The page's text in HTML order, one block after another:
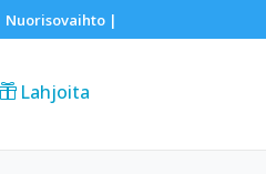
Nuorisovaihto|
Lahjoita